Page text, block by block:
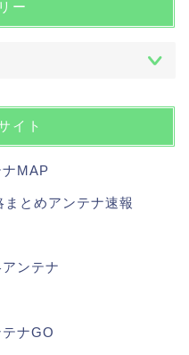
ー
イト
MAP
とめアンテナ速報
ンテナ
ナGO